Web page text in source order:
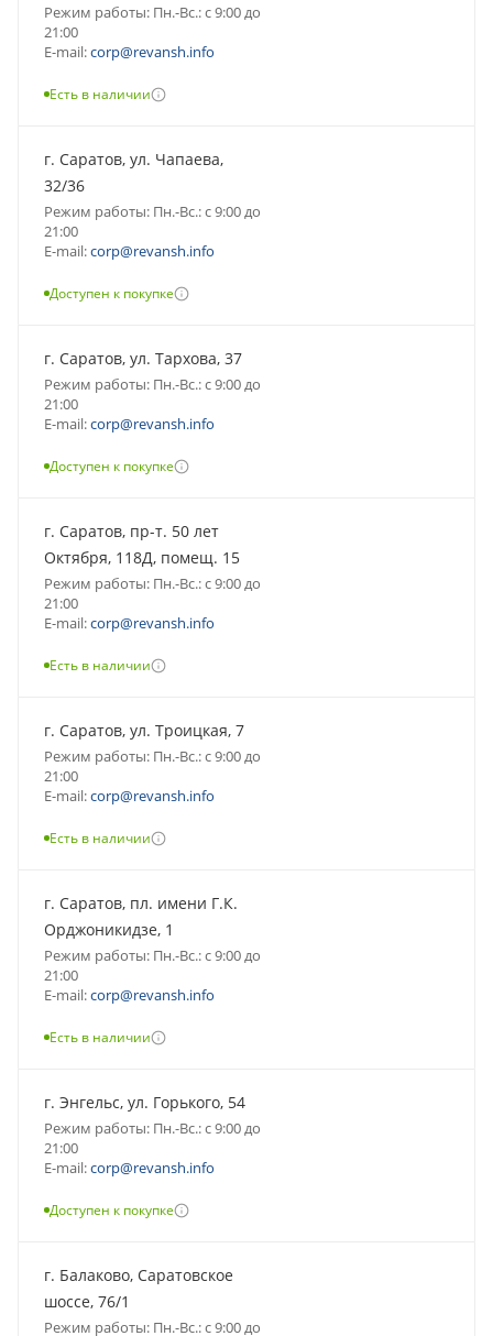
Режим работы: Пн.-Вс.: с 9:00 до
21:00
E-mail:corp@revansh.info
Есть в наличии
г. Саратов, ул. Чапаева,
32/36
Режим работы: Пн.-Вс.: с 9:00 до
21:00
E-mail:corp@revansh.info
Доступен к покупке
г. Саратов, ул. Тархова, 37
Режим работы: Пн.-Вс.: с 9:00 до
21:00
E-mail:corp@revansh.info
Доступен к покупке
г. Саратов, пр-т. 50 лет
Октября, 118Д, помещ. 15
Режим работы: Пн.-Вс.: с 9:00 до
21:00
E-mail:corp@revansh.info
Есть в наличии
г. Саратов, ул. Троицкая, 7
Режим работы: Пн.-Вс.: с 9:00 до
21:00
E-mail:corp@revansh.info
Есть в наличии
г. Саратов, пл. имени Г.К.
Орджоникидзе, 1
Режим работы: Пн.-Вс.: с 9:00 до
21:00
E-mail:corp@revansh.info
Есть в наличии
г. Энгельс, ул. Горького, 54
Режим работы: Пн.-Вс.: с 9:00 до
21:00
E-mail:corp@revansh.info
Доступен к покупке
г. Балаково, Саратовское
шоссе, 76/1
Режим работы: Пн.-Вс.: с 9:00 до